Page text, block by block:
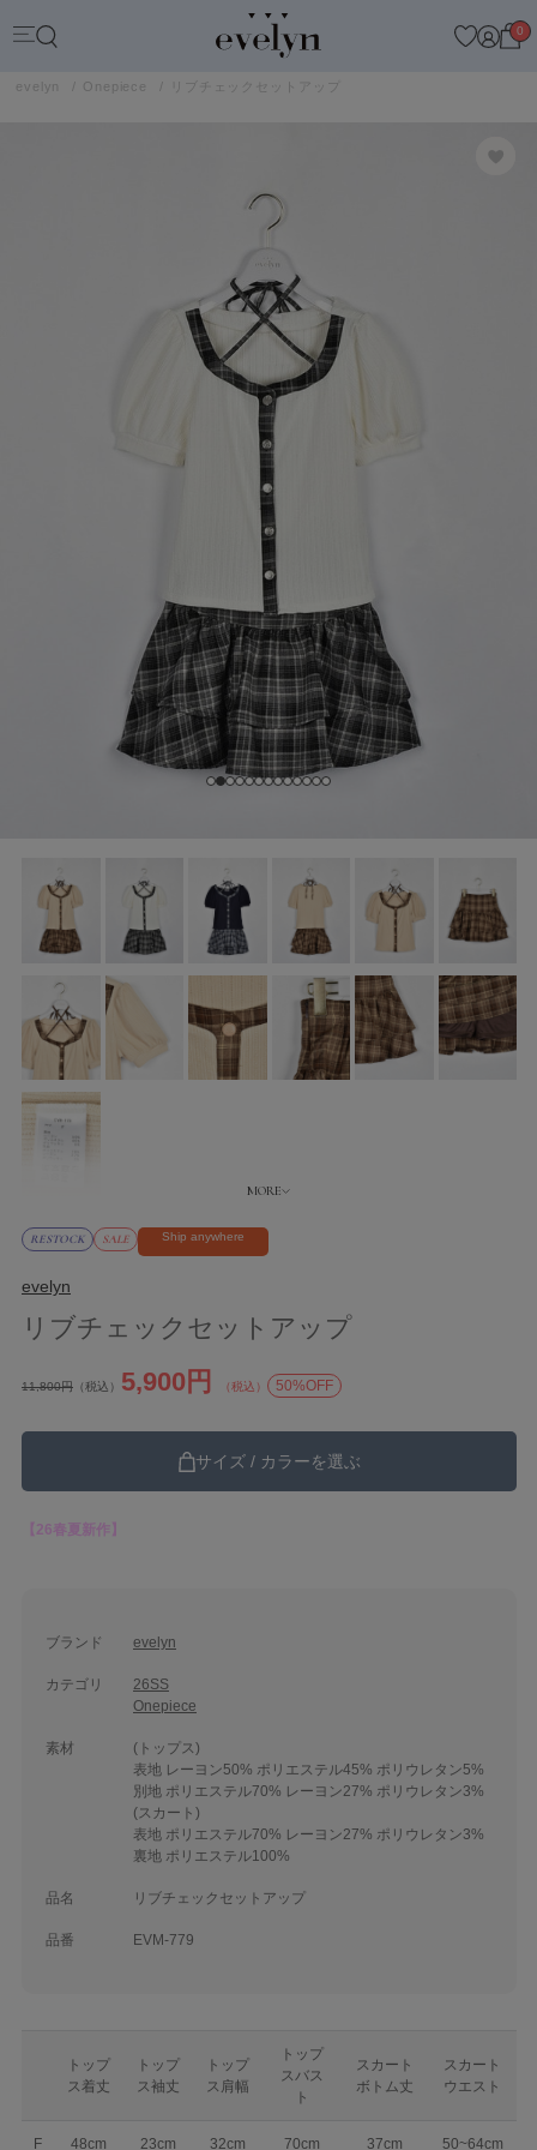
0
evelyn Onepiece リブチェックセットアップ
RESTOCK SALE Ship anywhere
evelyn
リブチェックセットアップ
11,800円 （税込） 5,900円 （税込） 50%OFF
サイズ / カラーを選ぶ
【26春夏新作】
ブランド evelyn
カテゴリ
26SS
Onepiece
素材
(トップス)
表地 レーヨン50% ポリエステル45% ポリウレタン5%
別地 ポリエステル70% レーヨン27% ポリウレタン3%
(スカート)
表地 ポリエステル70% レーヨン27% ポリウレタン3%
裏地 ポリエステル100%
品名 リブチェックセットアップ
品番 EVM-779
トップ
ス着丈
トップ
ス袖丈
トップ
ス肩幅
トップ
スバス
ト
スカート
ボトム丈
スカート
ウエスト
F 48cm 23cm 32cm 70cm 37cm 50~64cm